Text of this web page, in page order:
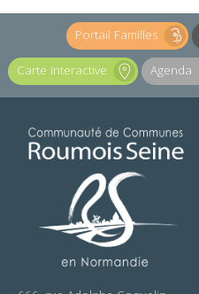
Portail Familles
Carte interactive Agenda